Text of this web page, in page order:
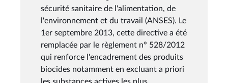
sécurité sanitaire de l'alimentation, de
l'environnement et du travail (ANSES). Le
1er septembre 2013, cette directive a été
remplacée par le règlement n° 528/2012
qui renforce l'encadrement des produits
biocides notamment en excluant a priori
les substances actives les plus